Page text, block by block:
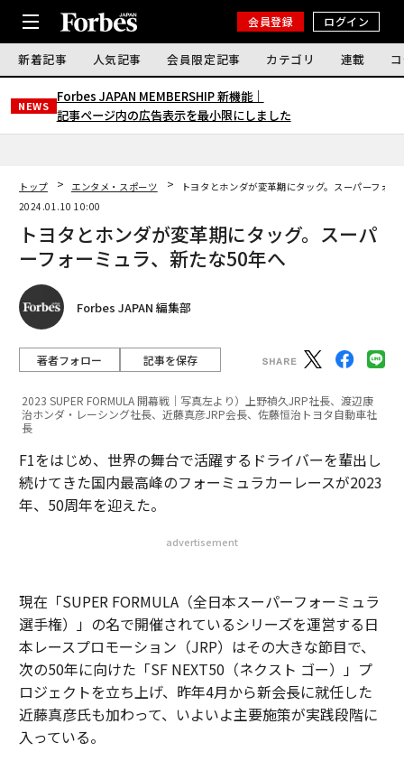
会員登録 ログイン
新着記事 人気記事 会員限定記事 カテゴリ 連載
NEWS
Forbes JAPAN MEMBERSHIP 新機能｜
記事ページ内の広告表示を最小限にしました
トップ エンタメ・スポーツ
トヨタとホンダが変革期にタッグ。スーパーフォ
2024.01.10 10:00
トヨタとホンダが変革期にタッグ。スーパ
ーフォーミュラ、新たな50年へ
Forbes JAPAN 編集部
著者フォロー 記事を保存
2023 SUPER FORMULA 開幕戦｜写真左より）上野禎久JRP社長、渡辺康
治ホンダ・レーシング社長、近藤真彦JRP会長、佐藤恒治トヨタ自動車社
長
F1をはじめ、世界の舞台で活躍するドライバーを輩出し
続けてきた国内最高峰のフォーミュラカーレースが2023
年、50周年を迎えた。
advertisement
現在「SUPER FORMULA（全日本スーパーフォーミュラ
選手権）」の名で開催されているシリーズを運営する日
本レースプロモーション（JRP）はその大きな節目で、
次の50年に向けた「SF NEXT50（ネクスト ゴー）」プ
ロジェクトを立ち上げ、昨年4月から新会長に就任した
近藤真彦氏も加わって、いよいよ主要施策が実践段階に
入っている。